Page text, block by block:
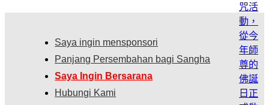
Saya ingin mensponsori
Panjang Persembahan bagi Sangha
Saya Ingin Bersarana
Hubungi Kami